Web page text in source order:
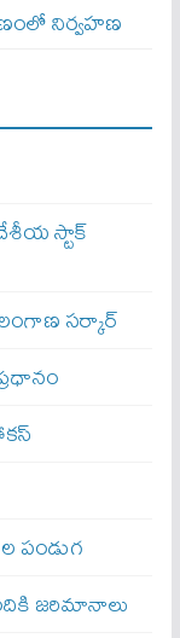
నిర్వహణ
స్టాక్
స‌ర్కార్
పండుగ
జరిమానాలు